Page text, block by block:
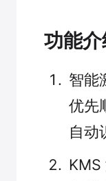
功能介
智能
优先
自动
KMS